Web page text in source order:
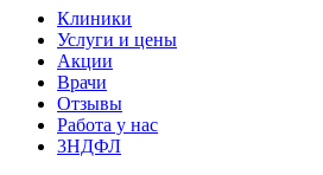
Клиники
Услуги и цены
Акции
Врачи
Отзывы
Работа у нас
3НДФЛ